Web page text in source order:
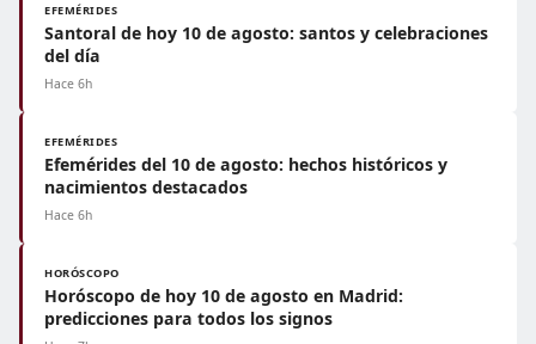
EFEMÉRIDES
Santoral de hoy 10 de agosto: santos y celebraciones
del día
Hace 6h
EFEMÉRIDES
Efemérides del 10 de agosto: hechos históricos y
nacimientos destacados
Hace 6h
HORÓSCOPO
Horóscopo de hoy 10 de agosto en Madrid:
predicciones para todos los signos